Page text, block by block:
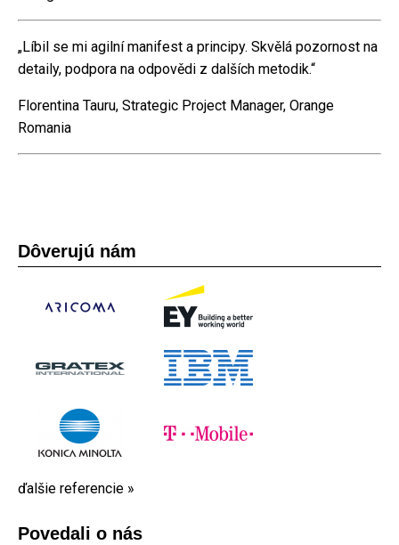
„Líbil se mi agilní manifest a principy. Skvělá pozornost na
detaily, podpora na odpovědi z dalších metodik.“
Florentina Tauru, Strategic Project Manager, Orange
Romania
Dôverujú nám
ďalšie referencie »
Povedali o nás